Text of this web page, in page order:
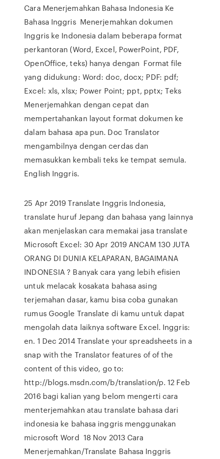
Cara Menerjemahkan Bahasa Indonesia Ke
Bahasa Inggris Menerjemahkan dokumen
Inggris ke Indonesia dalam beberapa format
perkantoran (Word, Excel, PowerPoint, PDF,
OpenOffice, teks) hanya dengan Format file
yang didukung: Word: doc, docx; PDF: pdf;
Excel: xls, xlsx; Power Point; ppt, pptx; Teks
Menerjemahkan dengan cepat dan
mempertahankan layout format dokumen ke
dalam bahasa apa pun. Doc Translator
mengambilnya dengan cerdas dan
memasukkan kembali teks ke tempat semula.
English Inggris.
25 Apr 2019 Translate Inggris Indonesia,
translate huruf Jepang dan bahasa yang lainnya
akan menjelaskan cara memakai jasa translate
Microsoft Excel: 30 Apr 2019 ANCAM 130 JUTA
ORANG DI DUNIA KELAPARAN, BAGAIMANA
INDONESIA ? Banyak cara yang lebih efisien
untuk melacak kosakata bahasa asing
terjemahan dasar, kamu bisa coba gunakan
rumus Google Translate di kamu untuk dapat
mengolah data laiknya software Excel. Inggris:
en. 1 Dec 2014 Translate your spreadsheets in a
snap with the Translator features of of the
content of this video, go to:
http://blogs.msdn.com/b/translation/p. 12 Feb
2016 bagi kalian yang belom mengerti cara
menterjemahkan atau translate bahasa dari
indonesia ke bahasa inggris menggunakan
microsoft Word 18 Nov 2013 Cara
Menerjemahkan/Translate Bahasa Inggris